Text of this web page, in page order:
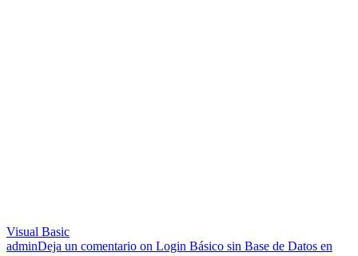
Visual Basic
adminDeja un comentario on Login Básico sin Base de Datos en